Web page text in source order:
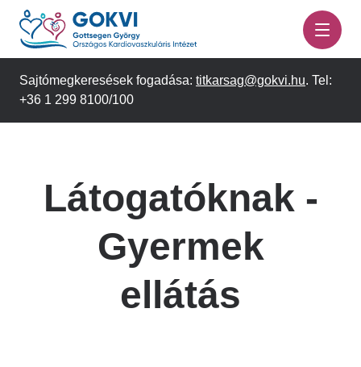
Ugrás
tartalomra
Sajtómegkeresések fogadása: titkarsag@gokvi.hu. Tel:
+36 1 299 8100/100
Látogatóknak -
Gyermek
ellátás